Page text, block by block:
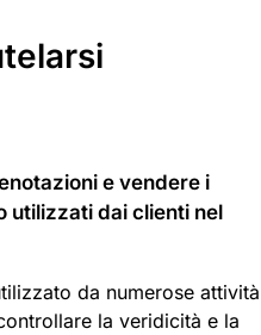
e vendere i
utilizzati dai clienti nel
da numerose attività
la veridicità e la